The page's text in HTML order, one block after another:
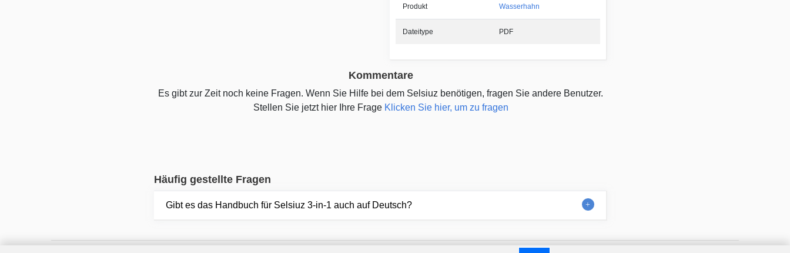
Produkt Wasserhahn
Dateitype PDF
Kommentare
Es gibt zur Zeit noch keine Fragen. Wenn Sie Hilfe bei dem Selsiuz benötigen, fragen Sie andere Benutzer.
Stellen Sie jetzt hier Ihre Frage Klicken Sie hier, um zu fragen
Häufig gestellte Fragen
Gibt es das Handbuch für Selsiuz 3-in-1 auch auf Deutsch?